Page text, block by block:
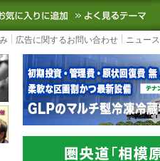
最新の物流ニュースをお届
お気に入りに追加
広告に関するお問い合わせ ニュー